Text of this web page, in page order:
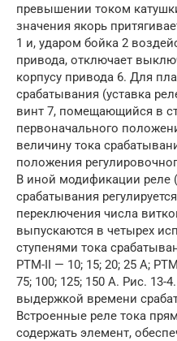
превышении током
значения якорь
1 и, ударом бойка 2
привода, отключает
корпусу привода 6. Для
срабатывания (уставка
винт 7, помещающийся в
первоначального
величину тока
положения
В иной модификации реле
срабатывания
переключения числа
выпускаются в четырех
ступенями тока
РТМ-II — 10; 15; 20; 25 А;
75; 100; 125; 150 А. Рис. 13-
выдержкой времени
Встроенные реле тока
содержать элемент,